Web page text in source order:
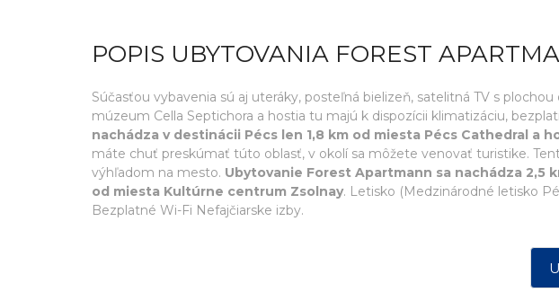
POPIS UBYTOVANIA FOREST
Súčasťou vybavenia sú aj uteráky, posteľná bielizeň, satelitná TV s
múzeum Cella Septichora a hostia tu majú k dispozícii klimatizáciu,
nachádza v destinácii Pécs len 1,8 km od miesta Pécs Cathedral
máte chuť preskúmať túto oblasť, v okolí sa môžete venovať turistike.
výhľadom na mesto. Ubytovanie Forest Apartmann sa nachádza 2,5
od miesta Kultúrne centrum Zsolnay. Letisko (Medzinárodné letisko
Bezplatné Wi-Fi Nefajčiarske izby.